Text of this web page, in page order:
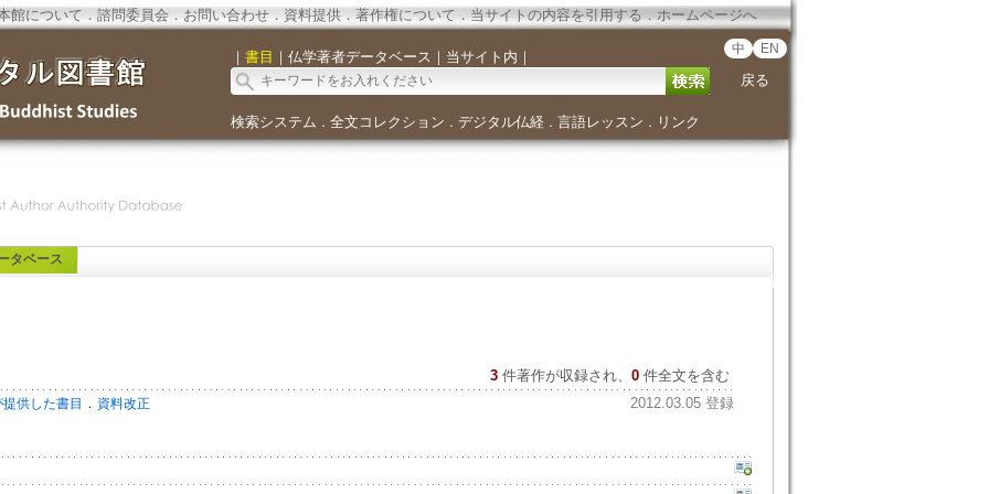
館について．諮問委員会． お問い合わせ． 資料提供．著作権について．当サイトの内容を引用する．ホームページへ
｜ 書目 ｜ 仏学著者データベース ｜ 当サイト内 ｜ 中 EN
戻る
検索システム ． 全文コレクション ． デジタル仏経． 言語レッスン ． リンク
タベース
3 件著作が収録され、 0件全文を含む
供した書目 ． 資料改正 2012.03.05 登録